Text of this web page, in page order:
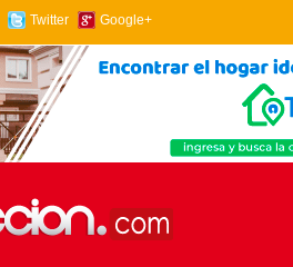
Twitter Google+